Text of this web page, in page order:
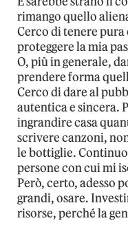
rimango quello
Cerco di tenere
proteggere la mia
O, più in generale,
prendere forma
Cerco di dare al
autentica e sincera.
ingrandire casa
scrivere canzoni,
le bottiglie.
persone con cui mi
Però, certo, adesso
grandi, osare.
risorse, perché la